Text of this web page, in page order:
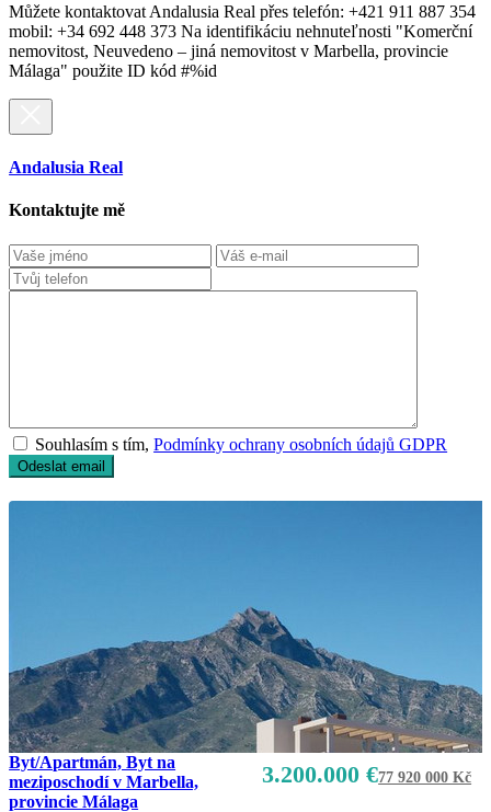
Můžete kontaktovat Andalusia Real přes telefón: +421 911 887 354
mobil: +34 692 448 373 Na identifikáciu nehnuteľnosti "Komerční
nemovitost, Neuvedeno – jiná nemovitost v Marbella, provincie
Málaga" použite ID kód #%id
Andalusia Real
Kontaktujte mě
Souhlasím s tím,Podmínky ochrany osobních údajů GDPR
3.200.000 €77 920 000 Kč
Byt/Apartmán, Byt na
meziposchodí v Marbella,
provincie Málaga